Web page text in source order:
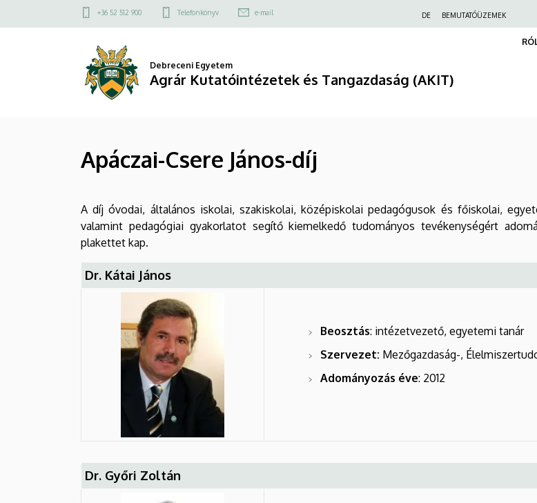
Apáczai-
Tangazdaság
a
Felső
menü
+36 52 512 900 Telefonkönyv e-mail DE BEMUTATÓÜZEMEK
Debreceni Egyetem
Agrár Kutatóintézetek és Tangazdaság (AKIT)
Apáczai-Csere János-díj
A díj óvodai, általános iskolai, szakiskolai, középiskolai pedagógusok és főiskolai,
valamint pedagógiai gyakorlatot segítő kiemelkedő tudományos tevékenységért
plakettet kap.
Dr. Kátai János
Beosztás: intézetvezető, egyetemi tanár
Szervezet: Mezőgazdaság-,
Adományozás éve: 2012
Dr. Győri Zoltán